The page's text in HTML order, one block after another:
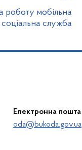
роботу мобільна
соціальна служба
Електронна пошта
oda@bukoda.gov.ua